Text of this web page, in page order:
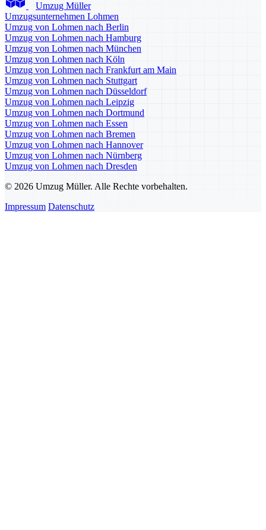
Umzug Müller
Umzugsunternehmen Lohmen
Umzug von Lohmen nach Berlin
Umzug von Lohmen nach Hamburg
Umzug von Lohmen nach München
Umzug von Lohmen nach Köln
Umzug von Lohmen nach Frankfurt am Main
Umzug von Lohmen nach Stuttgart
Umzug von Lohmen nach Düsseldorf
Umzug von Lohmen nach Leipzig
Umzug von Lohmen nach Dortmund
Umzug von Lohmen nach Essen
Umzug von Lohmen nach Bremen
Umzug von Lohmen nach Hannover
Umzug von Lohmen nach Nürnberg
Umzug von Lohmen nach Dresden
© 2026 Umzug Müller. Alle Rechte vorbehalten.
Impressum Datenschutz